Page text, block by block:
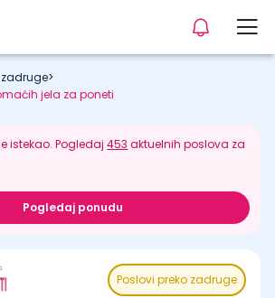
zadruge>
jela za poneti
istekao. Pogledaj453 aktuelnih poslova za
Pogledaj ponudu
Poslovi preko zadruge